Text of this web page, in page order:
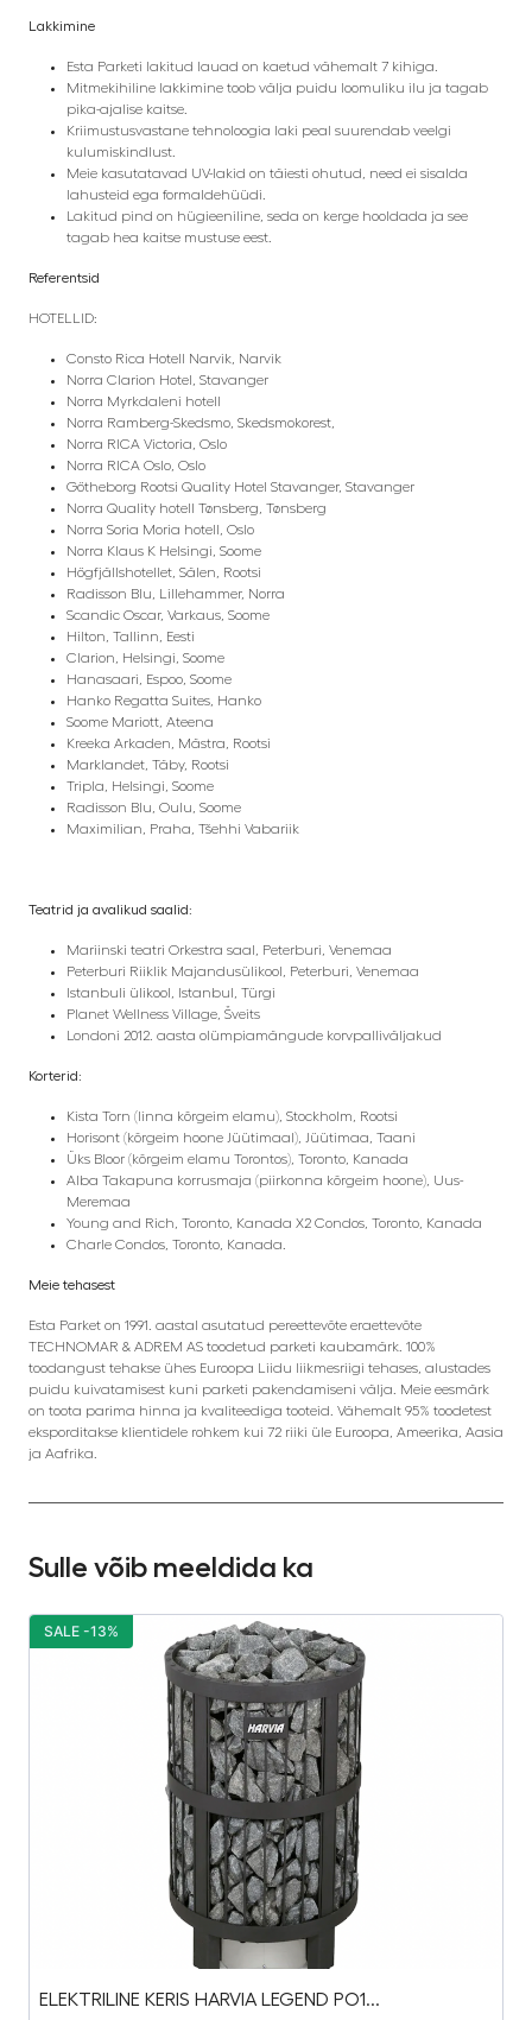
Lakkimine
Esta Parketi lakitud lauad on kaetud vähemalt 7 kihiga.
Mitmekihiline lakkimine toob välja puidu loomuliku ilu ja tagab
pika-ajalise kaitse.
Kriimustusvastane tehnoloogia laki peal suurendab veelgi
kulumiskindlust.
Meie kasutatavad UV-lakid on täiesti ohutud, need ei sisalda
lahusteid ega formaldehüüdi.
Lakitud pind on hügieeniline, seda on kerge hooldada ja see
tagab hea kaitse mustuse eest.
Referentsid
HOTELLID:
Consto Rica Hotell Narvik, Narvik
Norra Clarion Hotel, Stavanger
Norra Myrkdaleni hotell
Norra Ramberg-Skedsmo, Skedsmokorest,
Norra RICA Victoria, Oslo
Norra RICA Oslo, Oslo
Götheborg Rootsi Quality Hotel Stavanger, Stavanger
Norra Quality hotell Tønsberg, Tønsberg
Norra Soria Moria hotell, Oslo
Norra Klaus K Helsingi, Soome
Högfjällshotellet, Sälen, Rootsi
Radisson Blu, Lillehammer, Norra
Scandic Oscar, Varkaus, Soome
Hilton, Tallinn, Eesti
Clarion, Helsingi, Soome
Hanasaari, Espoo, Soome
Hanko Regatta Suites, Hanko
Soome Mariott, Ateena
Kreeka Arkaden, Mästra, Rootsi
Marklandet, Täby, Rootsi
Tripla, Helsingi, Soome
Radisson Blu, Oulu, Soome
Maximilian, Praha, Tšehhi Vabariik
Teatrid ja avalikud saalid:
Mariinski teatri Orkestra saal, Peterburi, Venemaa
Peterburi Riiklik Majandusülikool, Peterburi, Venemaa
Istanbuli ülikool, Istanbul, Türgi
Planet Wellness Village, Šveits
Londoni 2012. aasta olümpiamängude korvpalliväljakud
Korterid:
Kista Torn (linna kõrgeim elamu), Stockholm, Rootsi
Horisont (kõrgeim hoone Jüütimaal), Jüütimaa, Taani
Üks Bloor (kõrgeim elamu Torontos), Toronto, Kanada
Alba Takapuna korrusmaja (piirkonna kõrgeim hoone), Uus-
Meremaa
Young and Rich, Toronto, Kanada X2 Condos, Toronto, Kanada
Charle Condos, Toronto, Kanada.
Meie tehasest
Esta Parket on 1991. aastal asutatud pereettevõte eraettevõte
TECHNOMAR & ADREM AS toodetud parketi kaubamärk. 100%
toodangust tehakse ühes Euroopa Liidu liikmesriigi tehases, alustades
puidu kuivatamisest kuni parketi pakendamiseni välja. Meie eesmärk
on toota parima hinna ja kvaliteediga tooteid. Vähemalt 95% toodetest
eksporditakse klientidele rohkem kui 72 riiki üle Euroopa, Ameerika, Aasia
ja Aafrika.
Sulle võib meeldida ka
ELEKTRILINE KERIS HARVIA LEGEND PO1...
SALE -13%